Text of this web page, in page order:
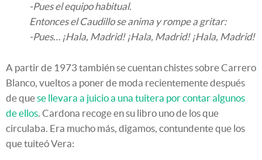
-Pues el equipo habitual.
Entonces el Caudillo se anima y rompe a gritar:
-Pues… ¡Hala, Madrid! ¡Hala, Madrid! ¡Hala, Madrid!
A partir de 1973 también se cuentan chistes sobre Carrero
Blanco, vueltos a poner de moda recientemente después
de quese llevara a juicio a una tuitera por contar algunos
de ellos. Cardona recoge en su libro uno de los que
circulaba. Era mucho más, digamos, contundente que los
que tuiteó Vera: